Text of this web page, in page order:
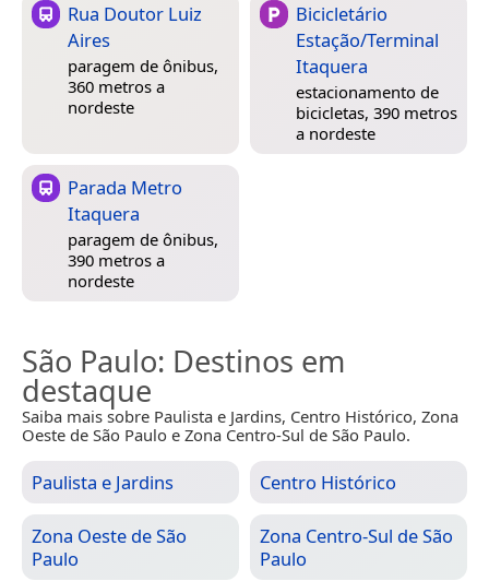
Rua Doutor Luiz
Aires
paragem de ônibus,
360 metros a
nordeste
Bicicletário
Estação/Terminal
Itaquera
estacionamento de
bicicletas, 390 metros
a nordeste
Parada Metro
Itaquera
paragem de ônibus,
390 metros a
nordeste
São Paulo: Destinos em
destaque
Saiba mais sobre Paulista e Jardins, Centro Histórico, Zona
Oeste de São Paulo e Zona Centro-Sul de São Paulo.
Paulista e Jardins Centro Histórico
Zona Oeste de São
Paulo
Zona Centro-Sul de São
Paulo